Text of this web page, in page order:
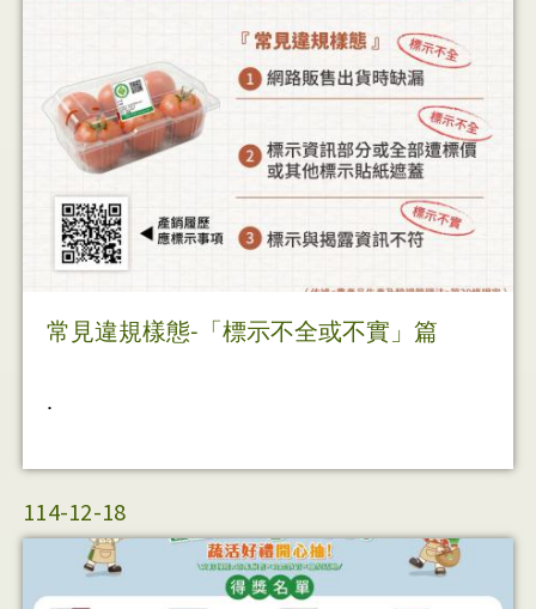
常見違規樣態-「標示不全或不實」篇
.
114-12-18